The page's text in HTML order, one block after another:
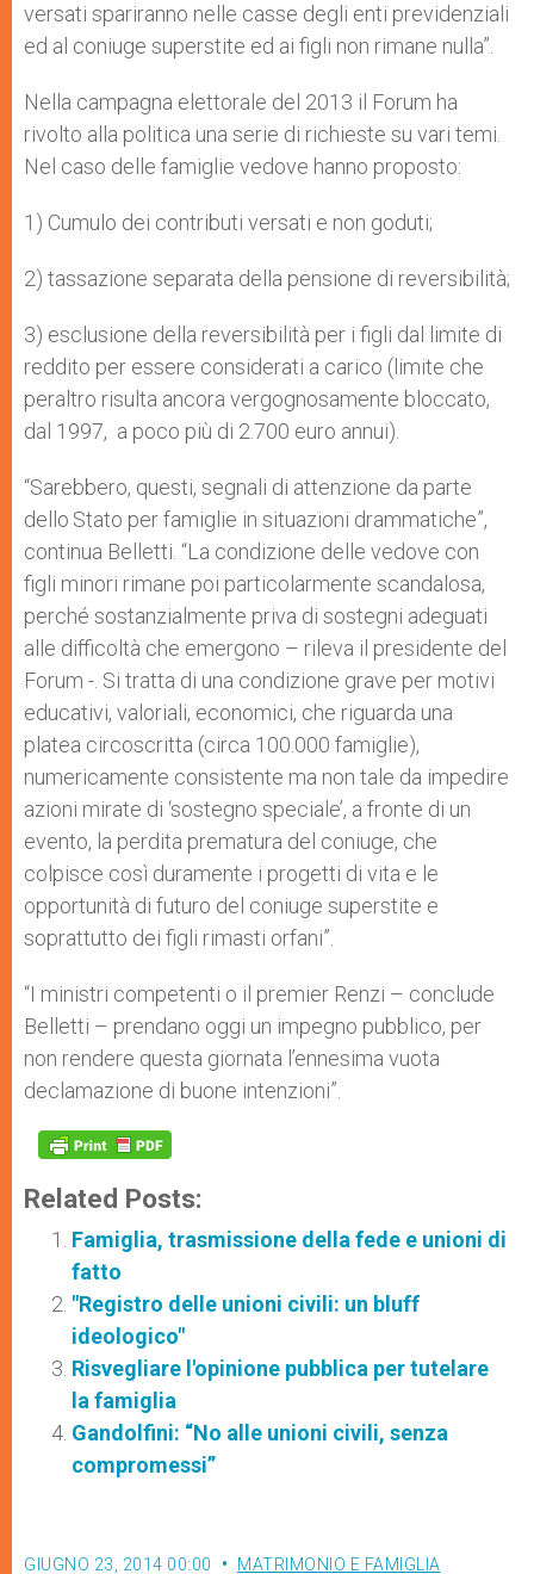
versati spariranno nelle casse degli enti previdenziali
ed al coniuge superstite ed ai figli non rimane nulla”.
Nella campagna elettorale del 2013 il Forum ha
rivolto alla politica una serie di richieste su vari temi.
Nel caso delle famiglie vedove hanno proposto:
1) Cumulo dei contributi versati e non goduti;
2) tassazione separata della pensione di reversibilità;
3) esclusione della reversibilità per i figli dal limite di
reddito per essere considerati a carico (limite che
peraltro risulta ancora vergognosamente bloccato,
dal 1997, a poco più di 2.700 euro annui).
“Sarebbero, questi, segnali di attenzione da parte
dello Stato per famiglie in situazioni drammatiche”,
continua Belletti. “La condizione delle vedove con
figli minori rimane poi particolarmente scandalosa,
perché sostanzialmente priva di sostegni adeguati
alle difficoltà che emergono – rileva il presidente del
Forum -. Si tratta di una condizione grave per motivi
educativi, valoriali, economici, che riguarda una
platea circoscritta (circa 100.000 famiglie),
numericamente consistente ma non tale da impedire
azioni mirate di ‘sostegno speciale’, a fronte di un
evento, la perdita prematura del coniuge, che
colpisce così duramente i progetti di vita e le
opportunità di futuro del coniuge superstite e
soprattutto dei figli rimasti orfani”.
“I ministri competenti o il premier Renzi – conclude
Belletti – prendano oggi un impegno pubblico, per
non rendere questa giornata l’ennesima vuota
declamazione di buone intenzioni”.
Related Posts:
Famiglia, trasmissione della fede e unioni di
fatto
"Registro delle unioni civili: un bluff
ideologico"
Risvegliare l'opinione pubblica per tutelare
la famiglia
Gandolfini: “No alle unioni civili, senza
compromessi”
GIUGNO 23, 2014 00:00 MATRIMONIO E FAMIGLIA